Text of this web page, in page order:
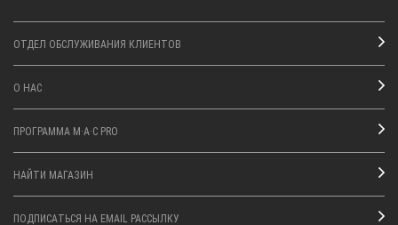
ОТДЕЛ ОБСЛУЖИВАНИЯ КЛИЕНТОВ
О НАС
ПРОГРАММА M·A·C PRO
НАЙТИ МАГАЗИН
ПОДПИСАТЬСЯ НА EMAIL РАССЫЛКУ